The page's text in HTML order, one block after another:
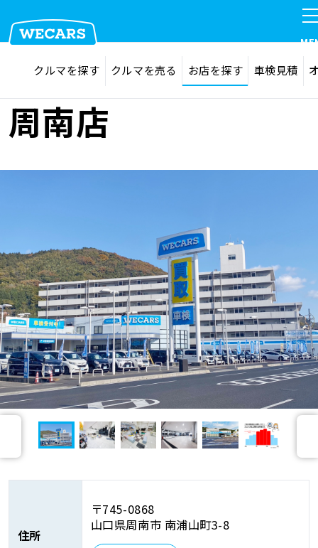
在庫検索 サイト内検索
クルマを探す
車検見積
車検サービス トップ
車検料金・メニュー
品質管理とサポート体制
オイル交換・点検・整備予約
お役立ち情報
お問い合わせ
クルマを探す クルマを売る お店を探す 車検見積
周南店
住所
〒745-0868
山口県周南市 南浦山町3-8